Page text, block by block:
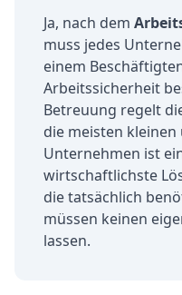
Ja, nach dem
muss jedes
einem
Arbeitssicherheit
Betreuung regelt
die meisten
Unternehmen ist
wirtschaftlichste
die tatsächlich
müssen keinen
lassen.